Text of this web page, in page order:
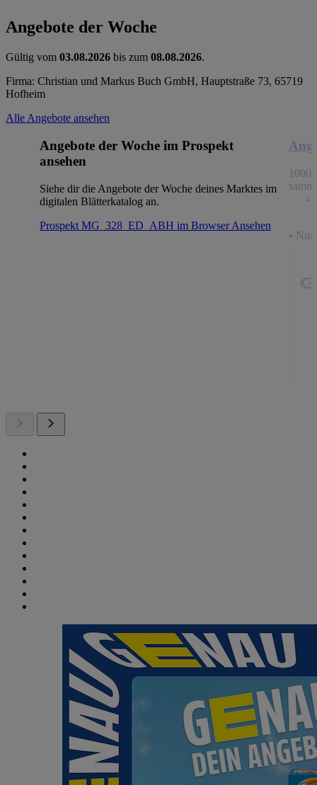
Angebote der Woche
Gültig vom 03.08.2026 bis zum 08.08.2026.
Firma: Christian und Markus Buch GmbH, Hauptstraße 73, 65719
Hofheim
Alle Angebote ansehen
Angebote der Woche im Prospekt
ansehen
Siehe dir die Angebote der Woche deines Marktes im
digitalen Blätterkatalog an.
Prospekt MG_328_ED_ABH im BrowserAnsehen
1000
• Nur